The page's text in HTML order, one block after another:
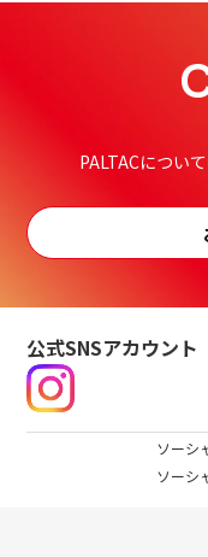
PALTACについ
公式SNSアカウント
ソーシ
ソーシ